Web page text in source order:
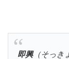
即興（そっき